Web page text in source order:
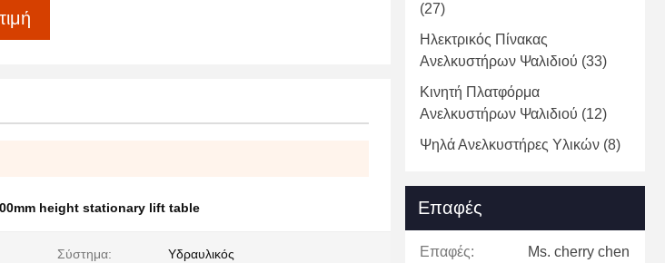
height stationary lift table
Σύστημα: Υδραυλικός
(27)
Ηλεκτρικός Πίνακας
Ανελκυστήρων Ψαλιδιού (33)
Κινητή Πλατφόρμα
Ανελκυστήρων Ψαλιδιού (12)
Ψηλά Ανελκυστήρες Υλικών (8)
Επαφές
Επαφές: Ms. cherry chen